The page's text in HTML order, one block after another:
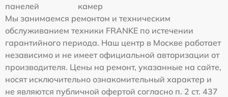
панелей
камер
Мы занимаемся ремонтом и техническим
обслуживанием техники FRANKE по истечении
гарантийного периода. Наш центр в Москве работает
независимо и не имеет официальной авторизации от
производителя. Цены на ремонт, указанные на сайте,
носят исключительно ознакомительный характер и
не являются публичной офертой согласно п. 2 ст. 437